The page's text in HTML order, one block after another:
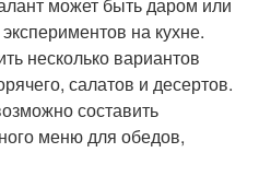
на кухне.
несколько вариантов
салатов и десертов.
составить
меню для обедов,